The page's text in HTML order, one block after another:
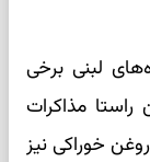
فرآورده‌های لبنی برخی
راستا مذاکرات
خوراکی نیز